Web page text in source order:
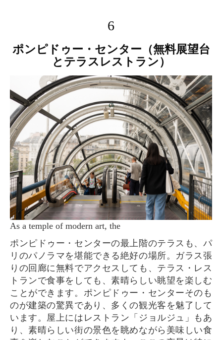
6
ポンピドゥー・センター（無料展望台
とテラスレストラン）
As a temple of modern art, the
ポンピドゥー・センターの最上階のテラスも、パ
リのパノラマを堪能できる絶好の場所。ガラス張
りの回廊に無料でアクセスしても、テラス・レス
トランで食事をしても、素晴らしい眺望を楽しむ
ことができます。ポンピドゥー・センターそのも
のが建築の驚異であり、多くの観光客を魅了して
います。屋上にはレストラン「ジョルジュ」もあ
り、素晴らしい街の景色を眺めながら美味しい食